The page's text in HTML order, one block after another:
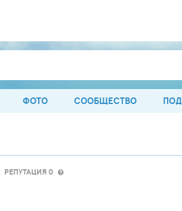
ФОТО СООБЩЕСТВО
РЕПУТАЦИЯ 0